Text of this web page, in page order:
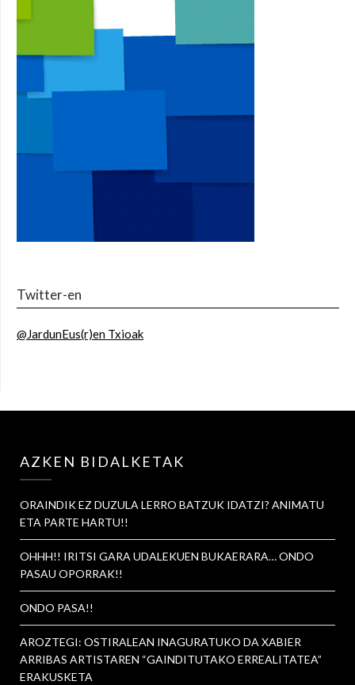
Twitter-en
@JardunEus(r)en Txioak
AZKEN BIDALKETAK
ORAINDIK EZ DUZULA LERRO BATZUK IDATZI? ANIMATU
ETA PARTE HARTU!!
OHHH!! IRITSI GARA UDALEKUEN BUKAERARA… ONDO
PASAU OPORRAK!!
ONDO PASA!!
AROZTEGI: OSTIRALEAN INAGURATUKO DA XABIER
ARRIBAS ARTISTAREN “GAINDITUTAKO ERREALITATEA”
ERAKUSKETA